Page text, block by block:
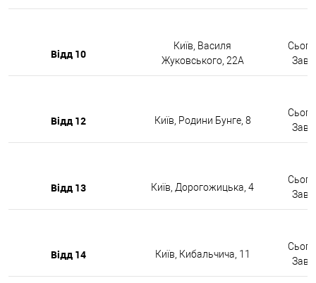
Відд 10
Київ, Василя
Жуковського, 22А
Відд 12 Київ, Родини Бунге, 8
Відд 13 Київ, Дорогожицька, 4
Відд 14 Київ, Кибальчича, 11